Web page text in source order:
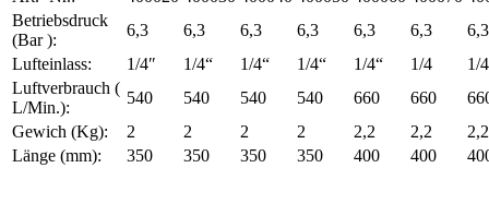
Betriebsdruck
(Bar ):
6,3 6,3 6,3 6,3 6,3 6,3
6,3
Lufteinlass:
1/4″ 1/4“ 1/4“ 1/4“ 1/4“ 1/4
1/
Luftverbrauch (
L/Min.):
540 540 540 540 660 660
Gewich (Kg):
2 2 2 2 2,2 2,2
2,2
Länge (mm):
350 350 350 350 400 400